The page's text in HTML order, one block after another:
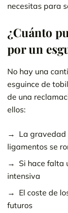
necesitas para
¿Cuánto
por un
No hay una
esguince de
de una
ellos:
La gravedad
ligamentos se
Si hace falta
intensiva
El coste de
futuros